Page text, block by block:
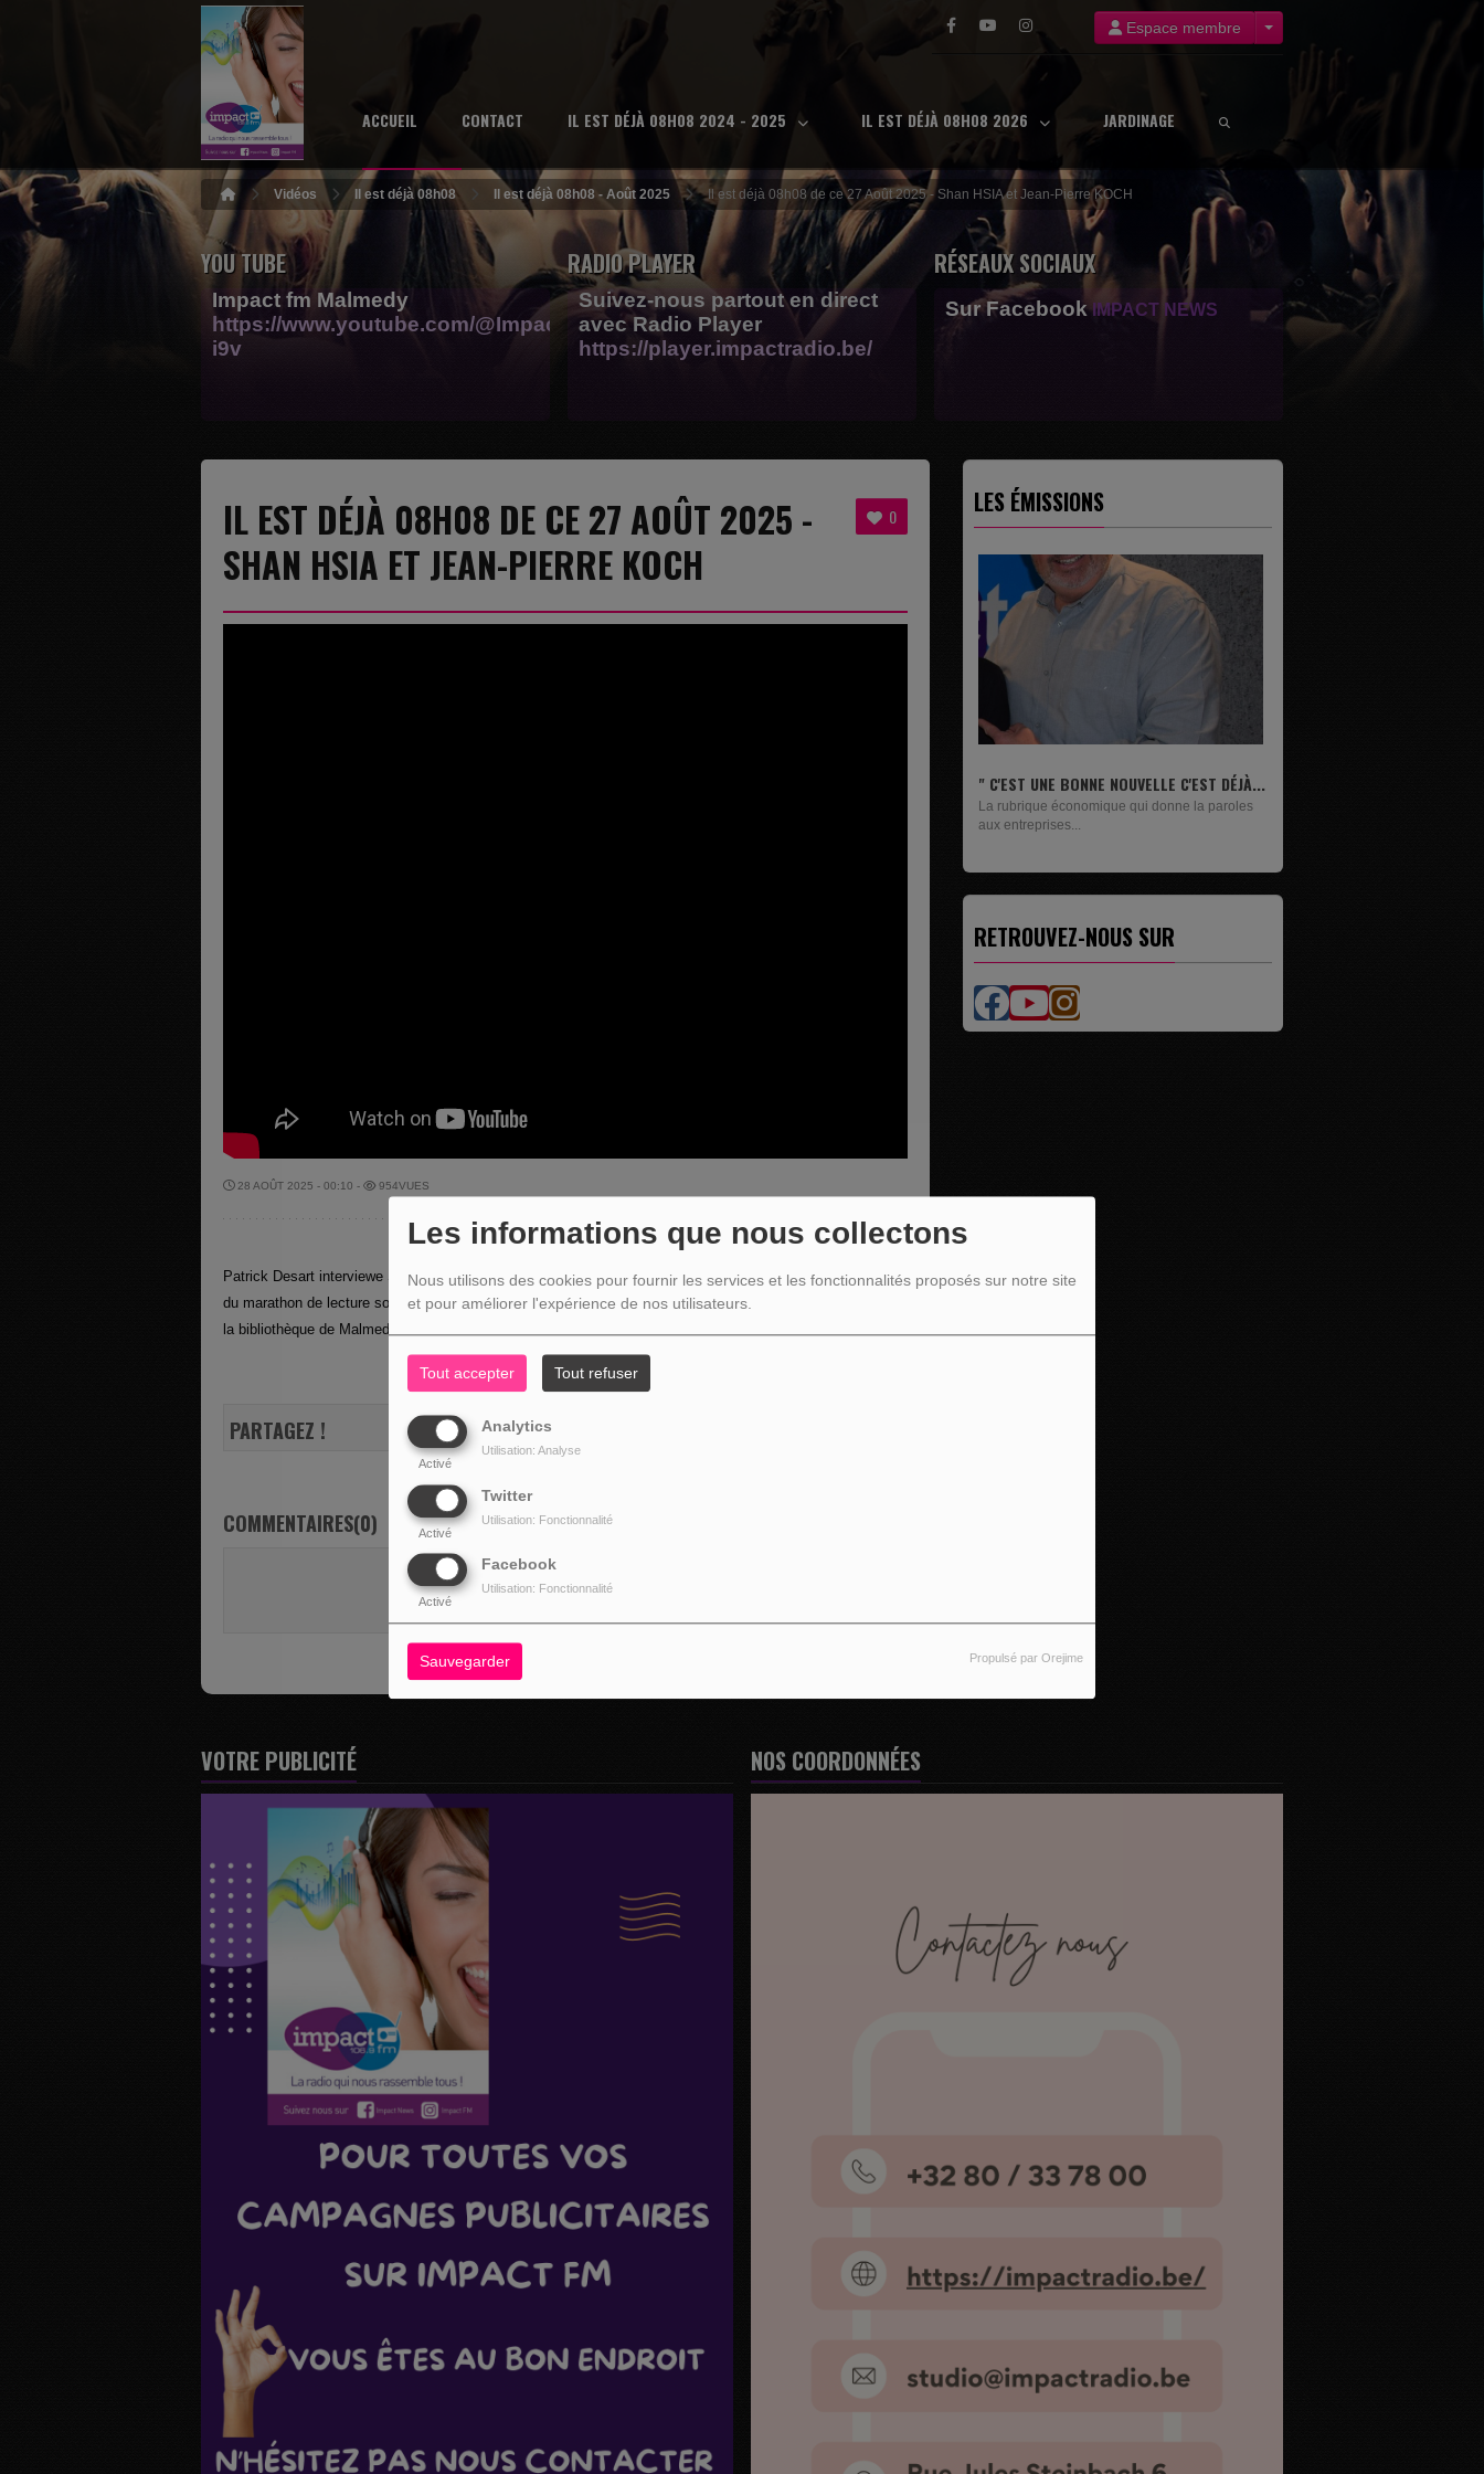
Les informations que nous collectons
Nous utilisons des cookies pour fournir les services et les fonctionnalités proposés sur notre site
et pour améliorer l'expérience de nos utilisateurs.
Tout accepter Tout refuser
Analytics
Activé
Utilisation: Analyse
Twitter
Activé
Utilisation: Fonctionnalité
Facebook
Activé
Utilisation: Fonctionnalité
Sauvegarder Propulsé par Orejime
Espace membre
ACCUEIL CONTACT IL EST DÉJÀ 08H08 2024 - 2025 IL EST DÉJÀ 08H08 2026 JARDINAGE
Vidéos Il est déjà 08h08 Il est déjà 08h08 - Août 2025 Il est déjà 08h08 de ce 27 Août 2025 - Shan HSIA et Jean-Pierre KOCH
YOU TUBE
Impact fm Malmedy
https://www.youtube.com/@Impactfm-
i9v
RADIO PLAYER
Suivez-nous partout en direct
avec Radio Player
https://player.impactradio.be/
RÉSEAUX SOCIAUX
Sur Facebook IMPACT NEWS
0
IL EST DÉJÀ 08H08 DE CE 27 AOÛT 2025 -
SHAN HSIA ET JEAN-PIERRE KOCH
28 AOÛT 2025 - 00:10 - 954VUES
Patrick Desart interviewe Shan HSIA et Jean-Pierre KOCH des équipes populaires de Verviers à l'occasion
du marathon de lecture solidaire en faveur de la population palestinienne. Ce sera le samedi 6 septembre à
la bibliothèque de Malmedy, de 9h30 à 15h30.
PARTAGEZ !
COMMENTAIRES(0)
Vous devez être connecté pour commenter
LES ÉMISSIONS
" C'EST UNE BONNE NOUVELLE C'EST DÉJÀ...
La rubrique économique qui donne la paroles
LIVRES
Un lundi sur deux, Maxime Janssens vous
présente les livres de...
RETROUVEZ-NOUS SUR
VOTRE PUBLICITÉ NOS COORDONNÉES